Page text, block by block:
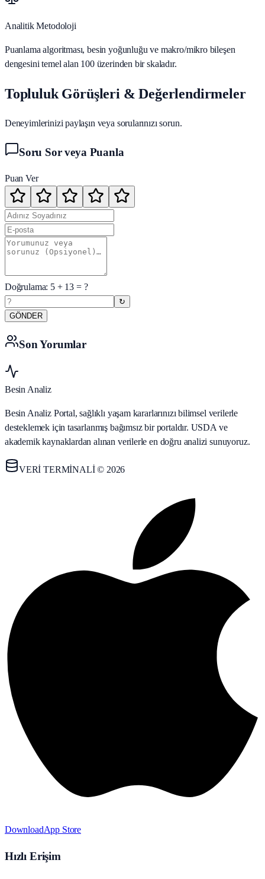
Analitik Metodoloji
Puanlama algoritması, besin yoğunluğu ve makro/mikro bileşen
dengesini temel alan 100 üzerinden bir skaladır.
Topluluk Görüşleri & Değerlendirmeler
Deneyimlerinizi paylaşın veya sorularınızı sorun.
Soru Sor veya Puanla
Puan Ver
Doğrulama: 5+ 13 = ?
↻
GÖNDER
Son Yorumlar
Besin Analiz
Besin Analiz Portal, sağlıklı yaşam kararlarınızı bilimsel verilerle
desteklemek için tasarlanmış bağımsız bir portaldır. USDA ve
akademik kaynaklardan alınan verilerle en doğru analizi sunuyoruz.
VERİ TERMİNALİ © 2026
DownloadApp Store
Hızlı Erişim